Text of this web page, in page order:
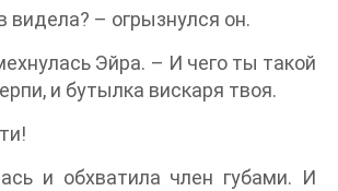
видела? – огрызнулся он.
Эйра. – И чего ты такой
и бутылка вискаря твоя.
и обхватила член губами. И